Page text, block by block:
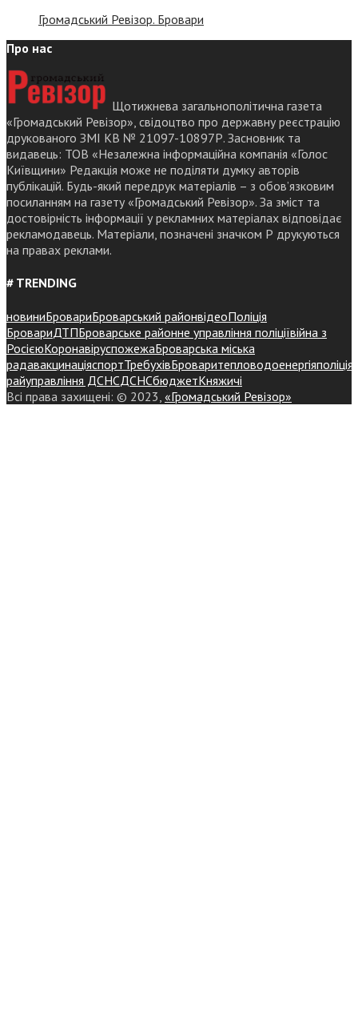
Громадський Ревізор. Бровари
Про нас
Щотижнева загальнополітична газета
«Громадський Ревізор», свідоцтво про державну реєстрацію
друкованого ЗМІ КВ № 21097-10897Р. Засновник та
видавець: ТОВ «Незалежна інформаційна компанія «Голос
Київщини» Редакція може не поділяти думку авторів
публікацій. Будь-який передрук матеріалів – з обов’язковим
посиланням на газету «Громадський Ревізор». За зміст та
достовірність інформації у рекламних матеріалах відповідає
рекламодавець. Матеріали, позначені значком Р друкуються
на правах реклами.
# TRENDING
новиниБровариБроварський районвідеоПоліція
БровариДТПБроварське районне управління поліціївійна з
РосієюКоронавіруспожежаБроварська міська
радавакцинаціяспортТребухівБроваритепловодоенергіяполіція
райуправління ДСНСДСНСбюджетКняжичі
Всі права захищені: © 2023, «Громадський Ревізор»